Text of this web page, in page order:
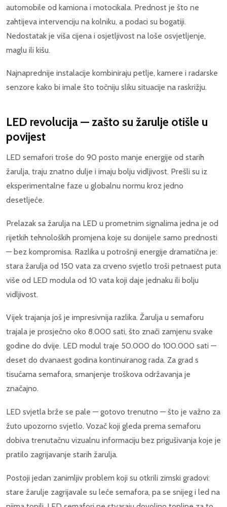
automobile od kamiona i motocikala. Prednost je što ne
zahtijeva intervenciju na kolniku, a podaci su bogatiji.
Nedostatak je viša cijena i osjetljivost na loše osvjetljenje,
maglu ili kišu.
Najnaprednije instalacije kombiniraju petlje, kamere i radarske
senzore kako bi imale što točniju sliku situacije na raskrižju.
LED revolucija — zašto su žarulje otišle u
povijest
LED semafori troše do 90 posto manje energije od starih
žarulja, traju znatno dulje i imaju bolju vidljivost. Prešli su iz
eksperimentalne faze u globalnu normu kroz jedno
desetljeće.
Prelazak sa žarulja na LED u prometnim signalima jedna je od
rijetkih tehnoloških promjena koje su donijele samo prednosti
— bez kompromisa. Razlika u potrošnji energije dramatična je:
stara žarulja od 150 vata za crveno svjetlo troši petnaest puta
više od LED modula od 10 vata koji daje jednaku ili bolju
vidljivost.
Vijek trajanja još je impresivnija razlika. Žarulja u semaforu
trajala je prosječno oko 8.000 sati, što znači zamjenu svake
godine do dvije. LED modul traje 50.000 do 100.000 sati —
deset do dvanaest godina kontinuiranog rada. Za grad s
tisućama semafora, smanjenje troškova održavanja je
značajno.
LED svjetla brže se pale — gotovo trenutno — što je važno za
žuto upozorno svjetlo. Vozač koji gleda prema semaforu
dobiva trenutačnu vizualnu informaciju bez prigušivanja koje je
pratilo zagrijavanje starih žarulja.
Postoji jedan zanimljiv problem koji su otkrili zimski gradovi:
stare žarulje zagrijavale su leće semafora, pa se snijeg i led na